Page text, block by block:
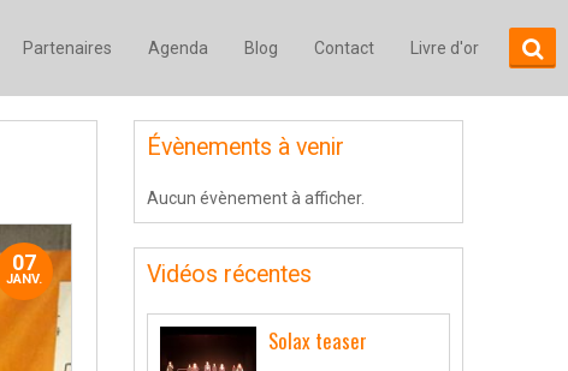
Partenaires Agenda Blog Contact Livre d'or
07
JANV.
Évènements à venir
Aucun évènement à afficher.
Vidéos récentes
Solax teaser